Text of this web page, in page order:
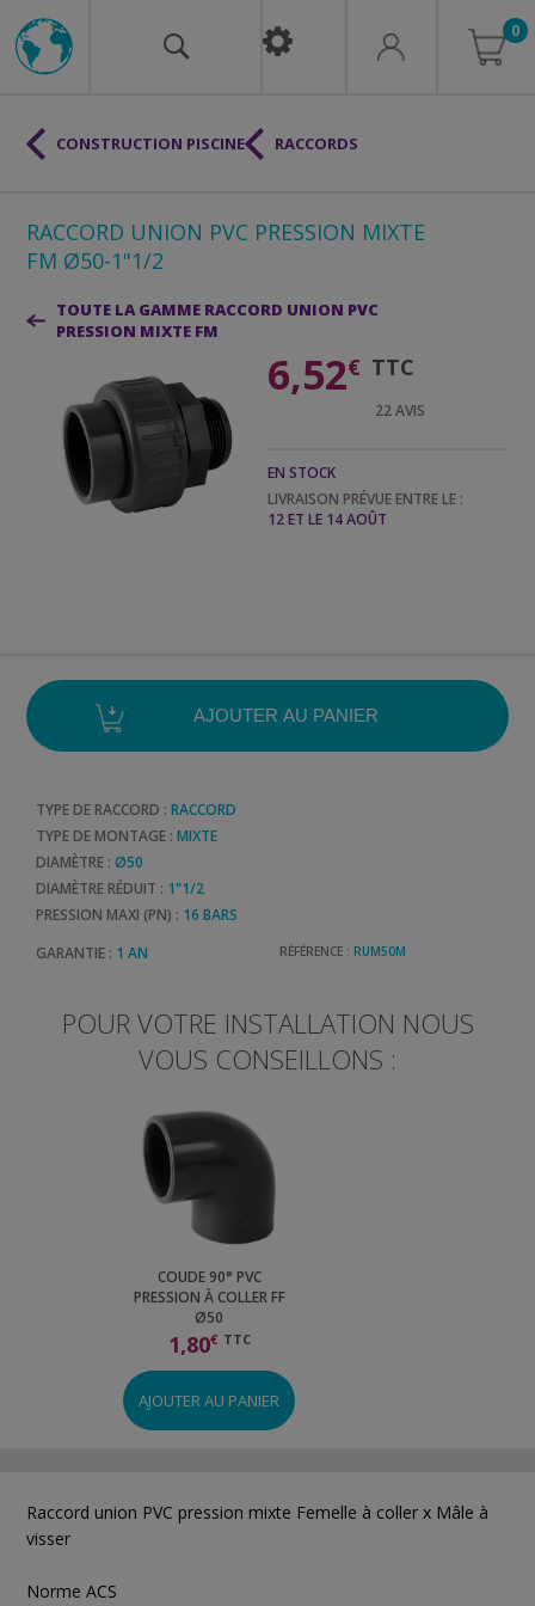
0
RACCORD UNION PVC PRESSION MIXTE
FM Ø50-1"1/2
TOUTE LA GAMME RACCORD UNION PVC
PRESSION MIXTE FM
6,52€ TTC
22AVIS
EN STOCK
LIVRAISON PRÉVUE ENTRE LE :
12 ET LE 14 AOÛT
TYPE DE RACCORD : RACCORD
TYPE DE MONTAGE : MIXTE
DIAMÈTRE : Ø50
DIAMÈTRE RÉDUIT : 1"1/2
PRESSION MAXI (PN) : 16 BARS
GARANTIE : 1 AN RÉFÉRENCE : RUM50M
POUR VOTRE INSTALLATION NOUS
VOUS CONSEILLONS :
COUDE 90° PVC
PRESSION À COLLER FF
Ø50
1,80€ TTC
AJOUTER AU PANIER
Raccord union PVC pression mixte Femelle à coller x Mâle à
visser
Norme ACS
CONSTRUCTION PISCINE RACCORDS